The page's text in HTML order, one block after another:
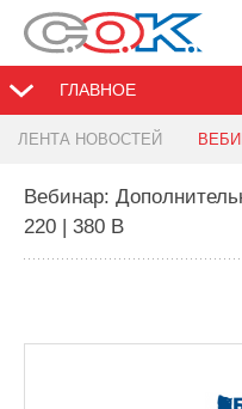
ГЛАВНОЕ
ЛЕНТА НОВОСТЕЙ
Вебинар:
220 | 380 В